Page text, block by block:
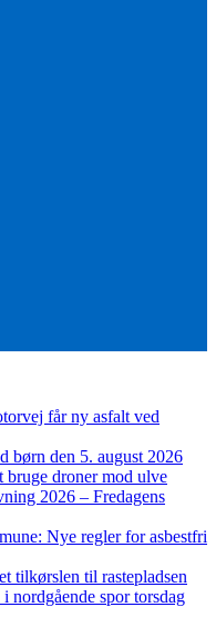
får ny asfalt ved
børn den 5. august 2026
bruge droner mod ulve
2026 – Fredagens
Nye regler for asbestfri
tilkørslen til rastepladsen
nordgående spor torsdag